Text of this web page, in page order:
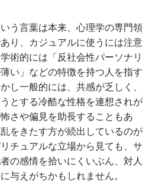
う言葉は本来、心理学の専門領
り、カジュアルに使うには注意
術的には「反社会性パーソナリ
い」などの特徴を持つ人を指す
し一般的には、共感が乏しく、
とする冷酷な性格を連想されが
さや偏見を助長することもあ
をきたす方が続出しているのが
チュアルな立場から見ても、サ
の感情を拾いにくいぶん、対人
与えがちかもしれません。